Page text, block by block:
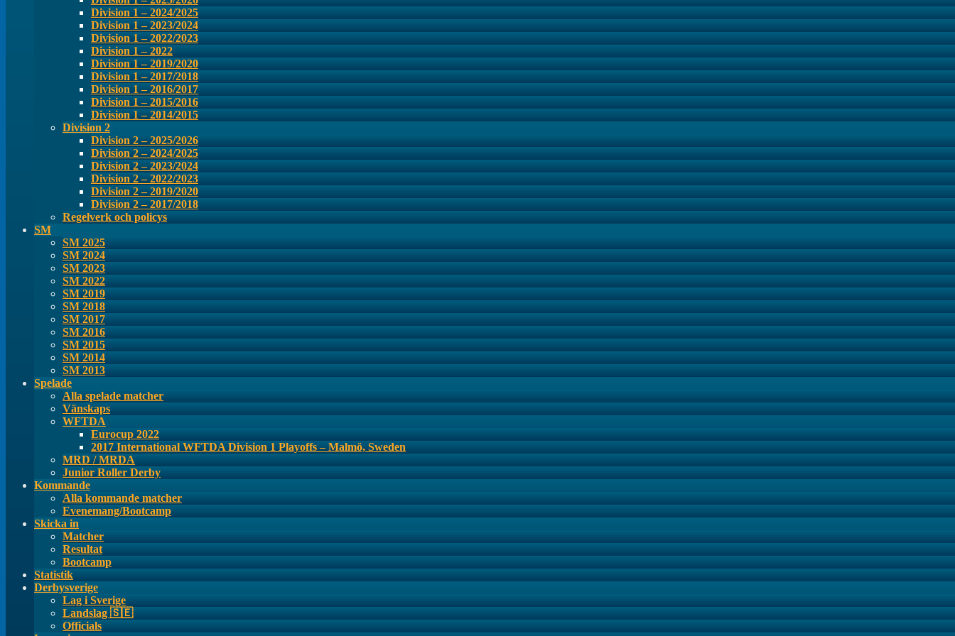
Division 1 – 2024/2025
Division 1 – 2023/2024
Division 1 – 2022/2023
Division 1 – 2022
Division 1 – 2019/2020
Division 1 – 2017/2018
Division 1 – 2016/2017
Division 1 – 2015/2016
Division 1 – 2014/2015
Division 2
Division 2 – 2025/2026
Division 2 – 2024/2025
Division 2 – 2023/2024
Division 2 – 2022/2023
Division 2 – 2019/2020
Division 2 – 2017/2018
Regelverk och policys
SM
SM 2025
SM 2024
SM 2023
SM 2022
SM 2019
SM 2018
SM 2017
SM 2016
SM 2015
SM 2014
SM 2013
Spelade
Alla spelade matcher
Vänskaps
WFTDA
Eurocup 2022
2017 International WFTDA Division 1 Playoffs – Malmö, Sweden
MRD / MRDA
Junior Roller Derby
Kommande
Alla kommande matcher
Evenemang/Bootcamp
Skicka in
Matcher
Resultat
Bootcamp
Statistik
Derbysverige
Lag i Sverige
Landslag 🇸🇪
Officials